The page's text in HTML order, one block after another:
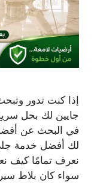
إذا كنت تدور
جايين لك بحل
في البحث عن
لك أفضل خدمة
نعرف تمامًا كيف
سواء كان بلاط